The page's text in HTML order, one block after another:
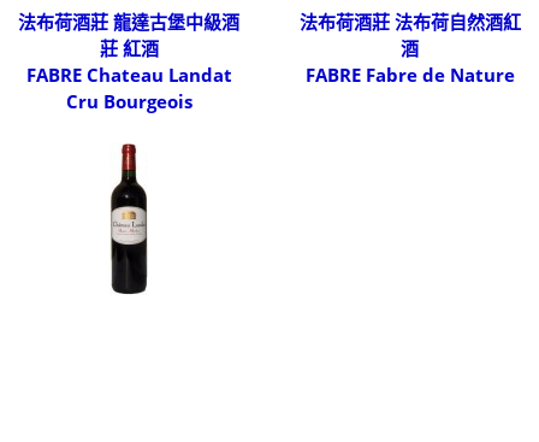
法布荷酒莊 龍達古堡中級酒
莊 紅酒
FABRE Chateau Landat
Cru Bourgeois
法布荷酒莊 法布荷自然酒紅
酒
FABRE Fabre de Nature